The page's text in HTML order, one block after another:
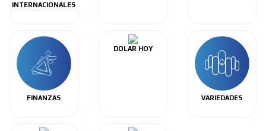
INTERNACIONALES
FINANZAS
DOLAR HOY
VARIEDADES